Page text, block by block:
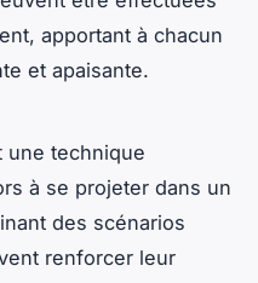
apportant à chacun
et apaisante.
une technique
à se projeter dans un
des scénarios
renforcer leur